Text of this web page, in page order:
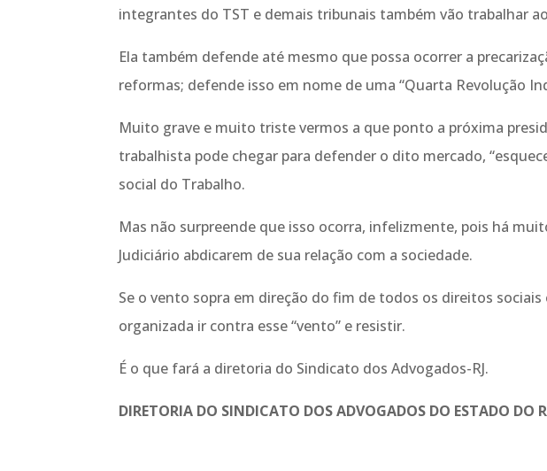
integrantes do TST e demais tribunais também vão trabalhar
Ela também defende até mesmo que possa ocorrer a
reformas; defende isso em nome de uma “Quarta Revolução
Muito grave e muito triste vermos a que ponto a próxima
trabalhista pode chegar para defender o dito mercado,
social do Trabalho.
Mas não surpreende que isso ocorra, infelizmente, pois há
Judiciário abdicarem de sua relação com a sociedade.
Se o vento sopra em direção do fim de todos os direitos
organizada ir contra esse “vento” e resistir.
É o que fará a diretoria do Sindicato dos Advogados-RJ.
DIRETORIA DO SINDICATO DOS ADVOGADOS DO ESTADO DO